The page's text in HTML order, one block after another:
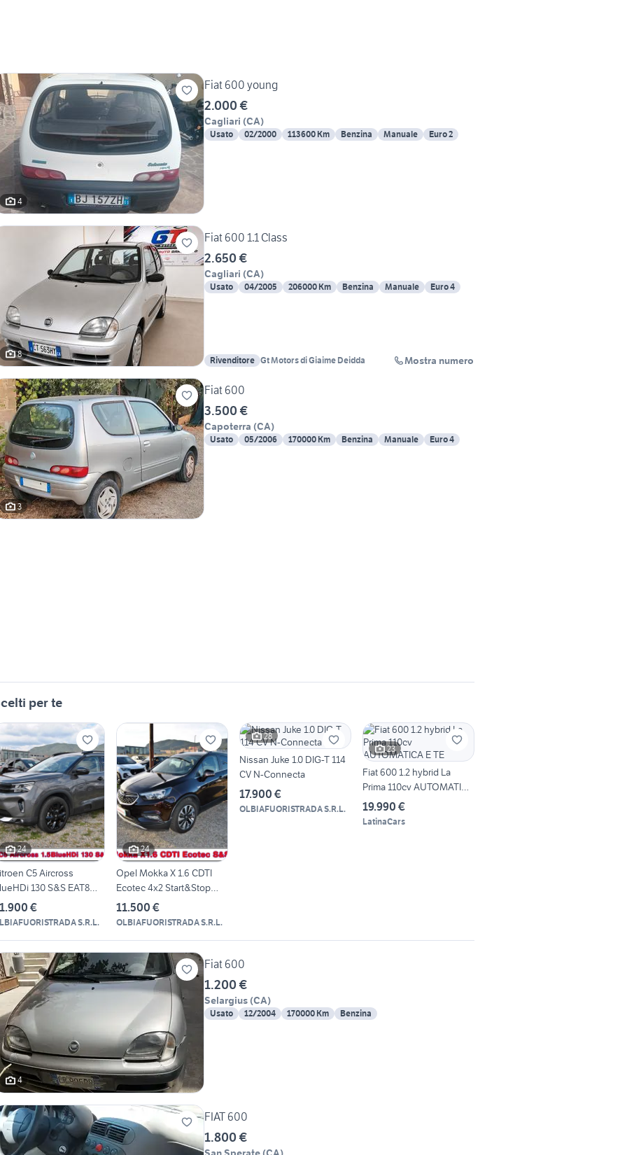
4
Fiat 600 young
2.000 €
Cagliari (CA)
Usato 02/2000 113600 Km Benzina Manuale Euro 2
8
Fiat 600 1.1 Class
2.650 €
Cagliari (CA)
Usato 04/2005 206000 Km Benzina Manuale Euro 4
Rivenditore Gt Motors di Giaime Deidda Mostra numero
3
Fiat 600
3.500 €
Capoterra (CA)
Usato 05/2006 170000 Km Benzina Manuale Euro 4
per te
24
C5 Aircross
130 S&S EAT8
€
S.R.L.
24
Opel Mokka X 1.6 CDTI
Ecotec 4x2 Start&Stop
Ultima
11.500 €
OLBIAFUORISTRADA S.R.L.
28
Nissan Juke 1.0 DIG-T 114
CV N-Connecta
17.900 €
OLBIAFUORISTRADA S.R.L.
23
Fiat 600 1.2 hybrid La
Prima 110cv AUTOMATICA
E TE
19.990 €
LatinaCars
4
Fiat 600
1.200 €
Selargius (CA)
Usato 12/2004 170000 Km Benzina
FIAT 600
1.800 €